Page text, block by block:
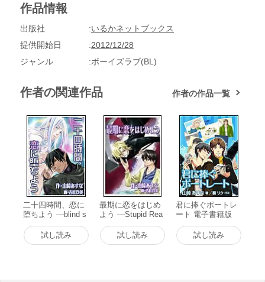
ツッコミ体質な大学生たちの純愛ラブストーリー。【登場人
質。家電マニアなところがある、明朗快活ないまどきの若者。
陸奥野：大学四年生。プロカメラマンを目指す。しかしカメラ
きになる。
作品情報
出版社
いるかネットブックス
提供開始日
2012/12/28
ジャンル
ボーイズラブ(BL)
作者の関連作品 作者の作品一覧
二十四時間、恋に
堕ちよう ―blind s
atan― 電子書籍版
試し読み
最期に恋をはじめ
よう ―Stupid Rea
per― 電子書籍版
試し読み
君に捧ぐポートレ
ート 電子書籍版
試し読み